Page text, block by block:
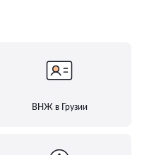
ВНЖ в Грузии